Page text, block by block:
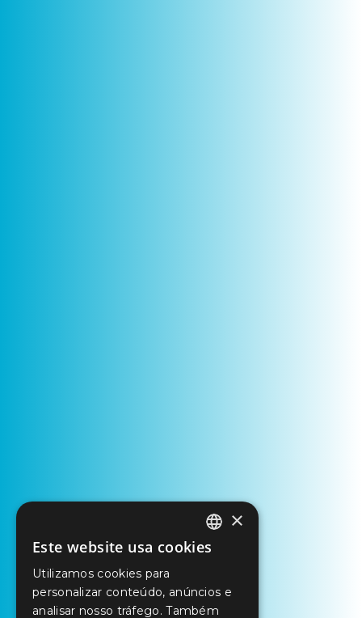
PORTUGUESE
ENGLISH
SPANISH
×
Este website usa cookies
Utilizamos cookies para
personalizar conteúdo, anúncios e
analisar nosso tráfego. Também